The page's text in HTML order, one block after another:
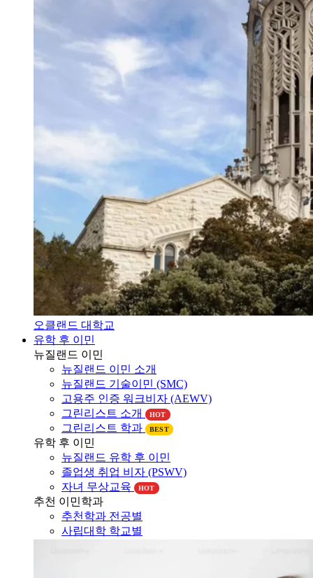
오클랜드 대학교
유학 후 이민
뉴질랜드 이민
뉴질랜드 이민 소개
뉴질랜드 기술이민 (SMC)
고용주 인증 워크비자 (AEWV)
그린리스트 소개
그린리스트 학과 BEST
유학 후 이민
뉴질랜드 유학 후 이민
졸업생 취업 비자 (PSWV)
자녀 무상교육
HOT
추천 이민학과